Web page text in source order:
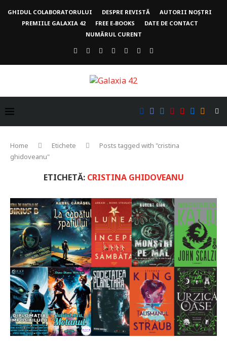
GHIDUL COLABORATORULUI DESPRE REVISTĂ
AUTORII NOȘTRI
PREMIILE GALAXIA 42
FREE E-BOOKS
DATE DE CONTACT
NUMĂRUL CURENT
Home Etichete
Posts tagged with "cristina
ghidoveanu"
ETICHETĂ: CRISTINA GHIDOVEANU